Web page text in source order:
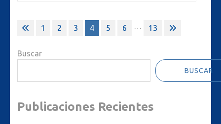
Paginación
entradas
1 2 3 4 5 6 … 13
Buscar
BUSCAR
Publicaciones Recientes